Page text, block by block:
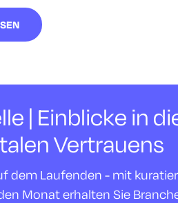
| Einblicke in
Vertrauens
dem Laufenden - mit
Monat erhalten Sie